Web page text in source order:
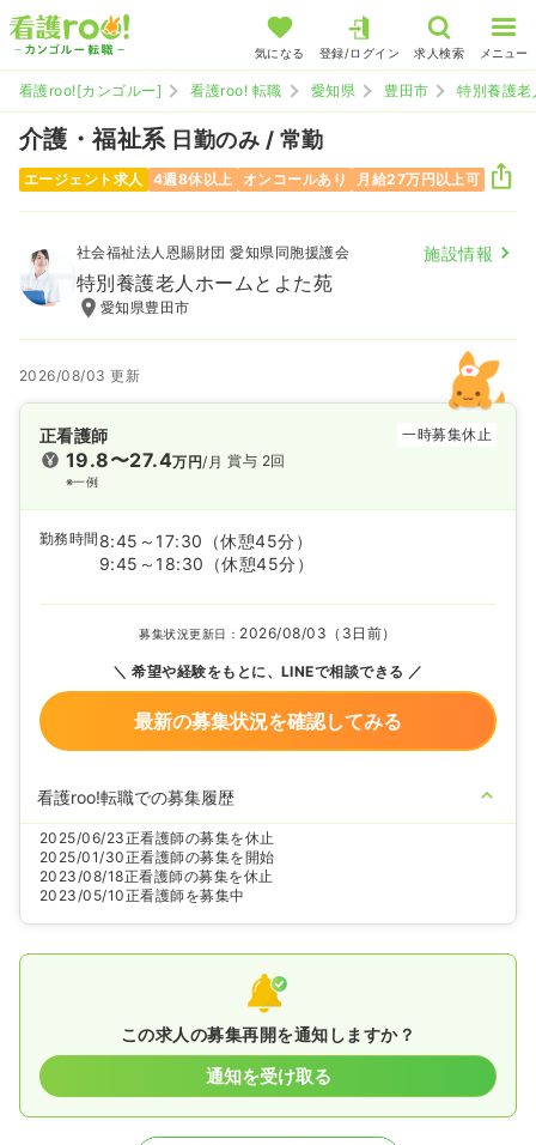
気になる 登録/ログイン 求人検索 メニュー
看護roo![カンゴルー] 看護roo! 転職 愛知県 豊田市 特別養護
介護・福祉系 日勤のみ / 常勤
エージェント求人 4週8休以上 オンコールあり 月給27万円以上可
社会福祉法人恩賜財団 愛知県同胞援護会 施設情報
特別養護老人ホームとよた苑
愛知県豊田市
2026/08/03 更新
正看護師 一時募集休止
19.8〜27.4万円/月
※一例
賞与 2回
勤務時間 8:45～17:30
（休憩45分）
9:45～18:30
（休憩45分）
募集状況更新日： 2026/08/03（3日前）
希望や経験をもとに、LINEで相談できる
最新の募集状況を確認してみる
看護roo!転職での募集履歴
2025/06/23正看護師の募集を休止
2025/01/30正看護師の募集を開始
2023/08/18正看護師の募集を休止
2023/05/10正看護師を募集中
この求人の募集再開を通知しますか？
通知を受け取る